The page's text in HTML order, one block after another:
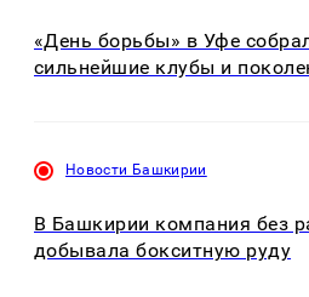
«День борьбы» в Уфе
сильнейшие клубы и
Новости Башкирии
В Башкирии компания без
добывала бокситную руду